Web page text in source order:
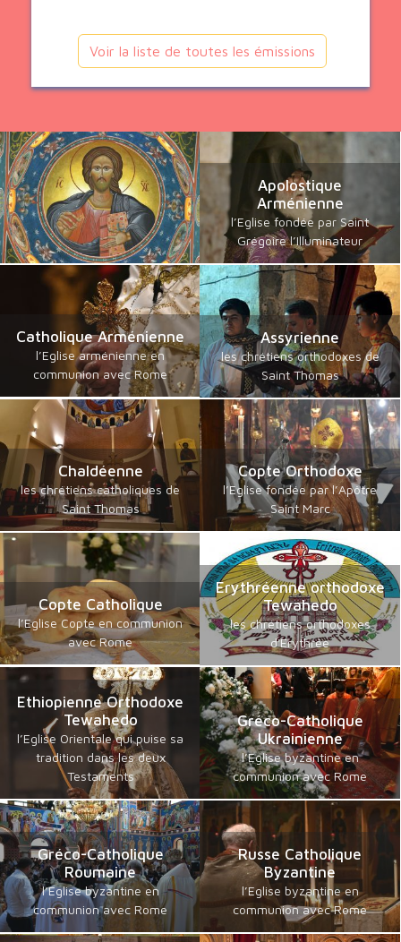
Voir la liste de toutes les émissions
Apolostique
Arménienne
l’Eglise fondée par Saint
Grégoire l’Illuminateur
Catholique Arménienne
l’Eglise arménienne en
communion avec Rome
Assyrienne
les chrétiens orthodoxes de
Saint Thomas
Chaldéenne
les chrétiens catholiques de
Saint Thomas
Copte Orthodoxe
l’Eglise fondée par l’Apôtre
Saint Marc
Copte Catholique
l’Eglise Copte en communion
avec Rome
Erythréenne orthodoxe
Tewahedo
les chrétiens orthodoxes
d'Erythrée
Ethiopienne Orthodoxe
Tewahedo
l’Eglise Orientale qui puise sa
tradition dans les deux
Testaments
Gréco-Catholique
Ukrainienne
l’Eglise byzantine en
communion avec Rome
Gréco-Catholique
Roumaine
l’Eglise byzantine en
communion avec Rome
Russe Catholique
Byzantine
l’Eglise byzantine en
communion avec Rome